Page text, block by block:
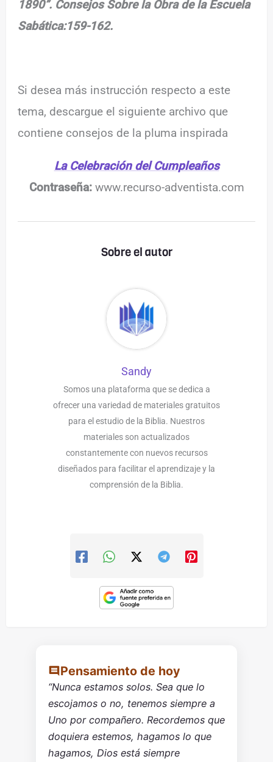
1890”. Consejos Sobre la Obra de la Escuela
Sabática:159-162.
Si desea más instrucción respecto a este
tema, descargue el siguiente archivo que
contiene consejos de la pluma inspirada
La Celebración del Cumpleaños
Contraseña: www.recurso-adventista.com
Sobre el autor
Sandy
Somos una plataforma que se dedica a
ofrecer una variedad de materiales gratuitos
para el estudio de la Biblia. Nuestros
materiales son actualizados
constantemente con nuevos recursos
diseñados para facilitar el aprendizaje y la
comprensión de la Biblia.
Pensamiento de hoy
“Nunca estamos solos. Sea que lo
escojamos o no, tenemos siempre a
Uno por compañero. Recordemos que
doquiera estemos, hagamos lo que
hagamos, Dios está siempre